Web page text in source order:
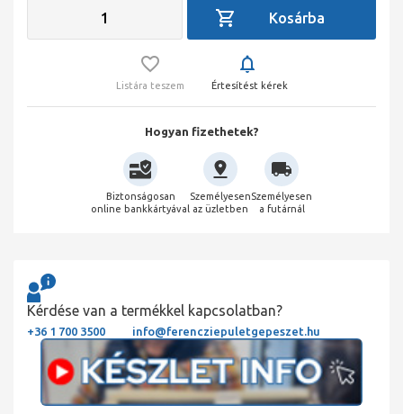
Listára teszem Értesítést kérek
Hogyan fizethetek?
Biztonságosan
online bankkártyával
Személyesen
az üzletben
Személyesen
a futárnál
Kérdése van a termékkel kapcsolatban?
+36 1 700 3500 info@ferencziepuletgepeszet.hu